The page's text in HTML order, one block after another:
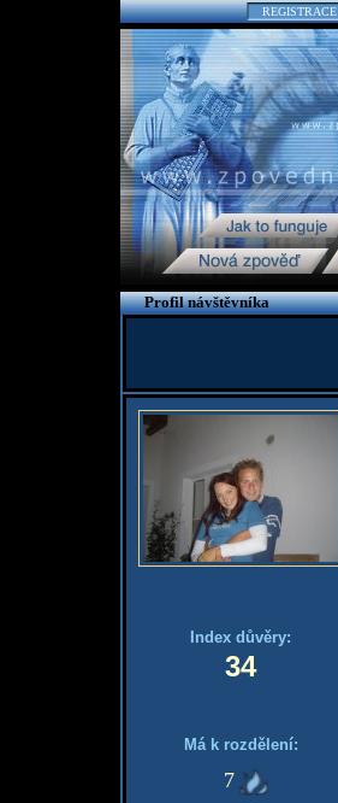
REGISTRACE
Profil návštěvníka
Index důvěry:
34
Má k rozdělení:
7